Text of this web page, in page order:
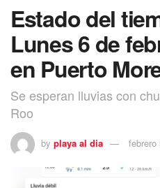
Estado del
Lunes 6 de
en Puerto
Se esperan lluvias con
Roo
by playa al dia febrero